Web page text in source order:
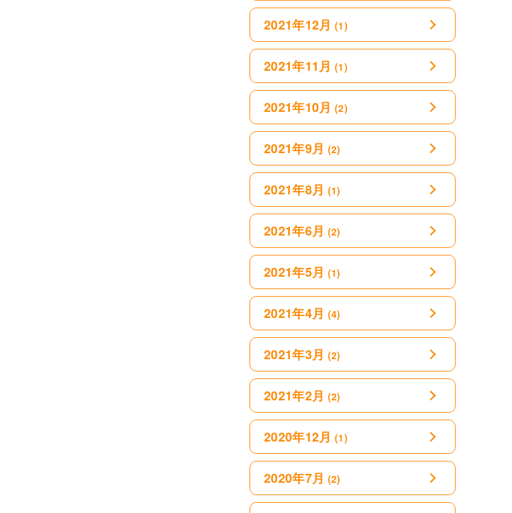
2021年12月 (1)
2021年11月 (1)
2021年10月 (2)
2021年9月 (2)
2021年8月 (1)
2021年6月 (2)
2021年5月 (1)
2021年4月 (4)
2021年3月 (2)
2021年2月 (2)
2020年12月 (1)
2020年7月 (2)